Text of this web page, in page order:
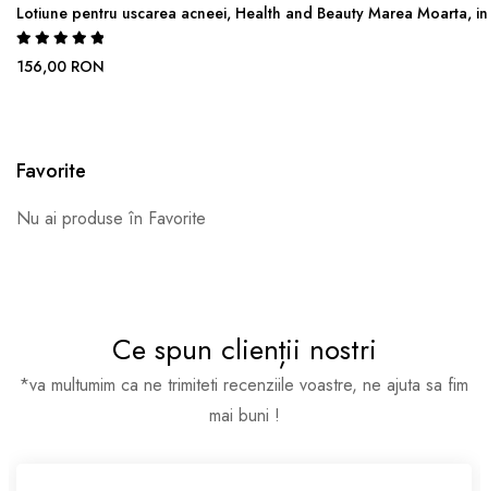
Lotiune pentru uscarea acneei, Health and Beauty Marea Moarta,
Rating:
100%
156,00 RON
Favorite
Nu ai produse în Favorite
Ce spun clienții nostri
*va multumim ca ne trimiteti recenziile voastre, ne ajuta sa fim
mai buni !